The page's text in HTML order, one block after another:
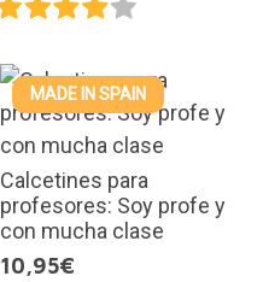
MADE IN SPAIN
Calcetines para
profesores: Soy profe y
con mucha clase
10,95€